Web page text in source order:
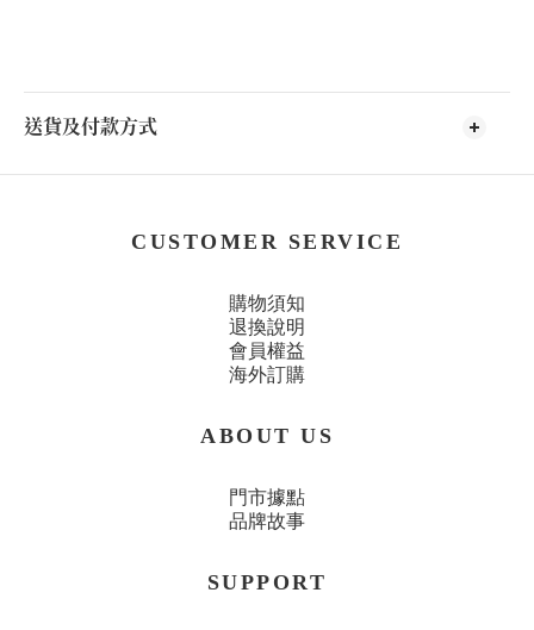
送貨及付款方式
CUSTOMER SERVICE
購物須知
退換說明
會員權益
海外訂購
ABOUT US
門市據點
品牌故事
SUPPORT